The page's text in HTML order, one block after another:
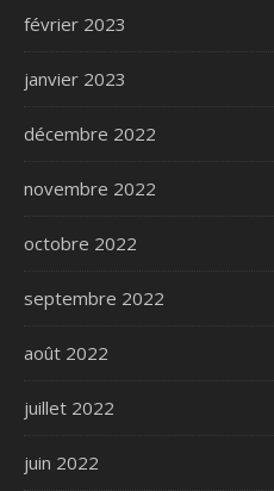
février 2023
janvier 2023
décembre 2022
novembre 2022
octobre 2022
septembre 2022
août 2022
juillet 2022
juin 2022